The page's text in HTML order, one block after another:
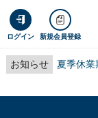
ログイン 新規会員登録
お知らせ 夏季休